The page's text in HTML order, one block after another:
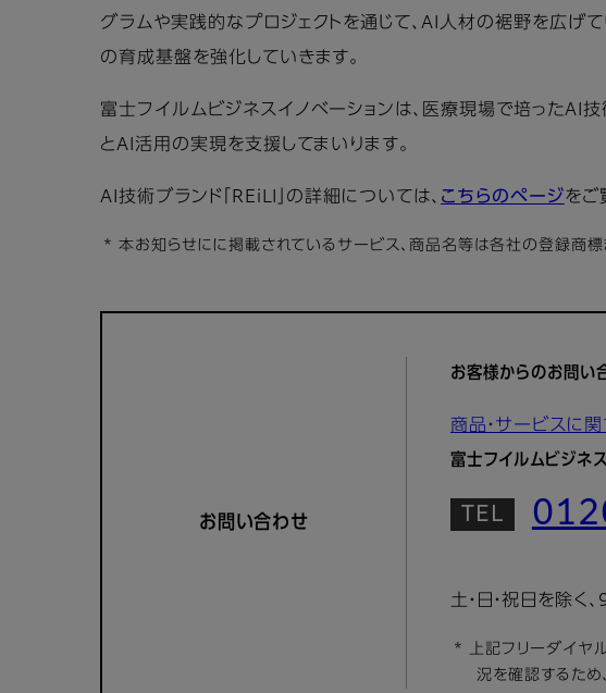
グラムや実践的なプロジェクトを通じて、AI人材の裾野を広げ
の育成基盤を強化していきます。
富士フイルムビジネスイノベーションは、医療現場で培ったAI
とAI活用の実現を支援してまいります。
AI技術ブランド「REiLI」の詳細については、 こちらのページをご
* 本お知らせにに掲載されているサービス、商品名等は各社の登録商標
お問い合わせ
お客様からのお問い
商品・サービスに
富士フイルムビジネ
土・日・祝日を除
* 上記フリーダイヤ
況を確認するため